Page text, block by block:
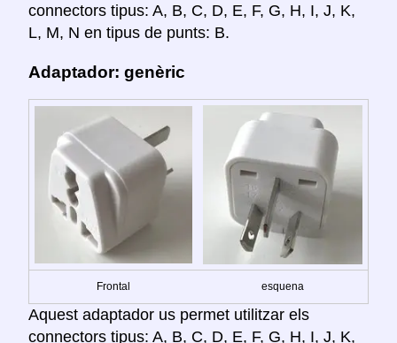
connectors tipus: A, B, C, D, E, F, G, H, I, J, K,
L, M, N en tipus de punts: B.
Adaptador: genèric
Frontal esquena
Aquest adaptador us permet utilitzar els
connectors tipus: A, B, C, D, E, F, G, H, I, J, K,